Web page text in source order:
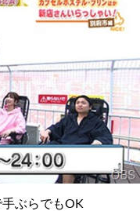
ぶらでもOK